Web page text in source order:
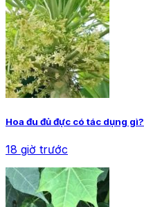
Hoa đu đủ đực có tác dụng gì?
18 giờ trước